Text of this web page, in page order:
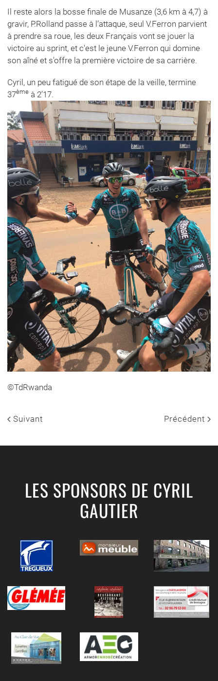
Il reste alors la bosse finale de Musanze (3,6 km à 4,7) à
gravir, P.Rolland passe à l’attaque, seul V.Ferron parvient
à prendre sa roue, les deux Français vont se jouer la
victoire au sprint, et c'est le jeune V.Ferron qui domine
son aîné et s'offre la première victoire de sa carrière.
Cyril, un peu fatigué de son étape de la veille, termine
37ème à 2’17.
©TdRwanda
Suivant Précédent
LES SPONSORS DE CYRIL
GAUTIER